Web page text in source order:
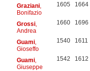
Graziani,
Bonifazio
1605 1664
Grossi,
Andrea
1660 1696
Guami,
Gioseffo
1540 1611
Guami,
Giuseppe
1542 1612